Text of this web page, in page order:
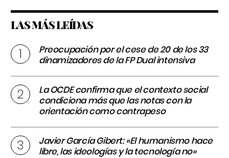
LAS MÁS LEÍDAS
Preocupación por el cese de 20 de los 33
dinamizadores de la FP Dual intensiva
La OCDE confirma que el contexto social
condiciona más que las notas con la
orientación como contrapeso
Javier García Gibert: «El humanismo hace
libre, las ideologías y la tecnología no»